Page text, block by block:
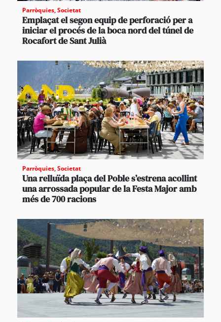
Parròquies,Societat
Emplaçat el segon equip de perforació per a
iniciar el procés de la boca nord del túnel de
Rocafort de Sant Julià
Parròquies,Societat
Una relluïda plaça del Poble s’estrena acollint
una arrossada popular de la Festa Major amb
més de 700 racions